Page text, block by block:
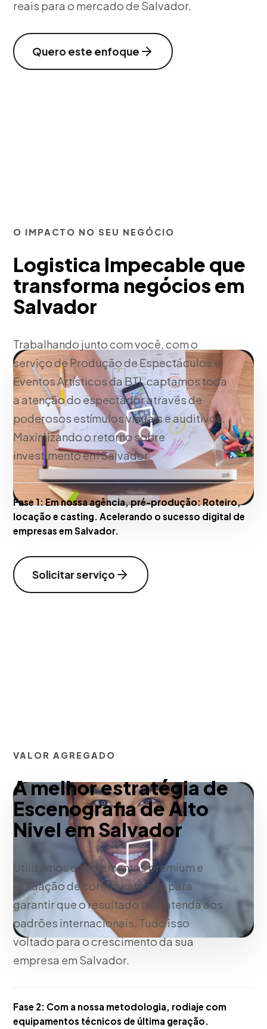
reais para o mercado de Salvador.
Quero este enfoque
O IMPACTO NO SEU NEGÓCIO
Logistica Impecable que
transforma negócios em
Salvador
Trabalhando junto com você, com o
serviço de Produção de Espectáculos e
Eventos Artísticos da BTL captamos toda
a atenção do espectador através de
poderosos estímulos visuais e auditivos.
Maximizando o retorno sobre
investimento em Salvador.
Fase 1:Em nossa agência, pré-produção: Roteiro,
locação e casting. Acelerando o sucesso digital de
empresas em Salvador.
Solicitar serviço
VALOR AGREGADO
A melhor estratégia de
Escenografia de Alto
Nivel em Salvador
Utilizamos equipamentos premium e
gradação de cores avançada para
garantir que o resultado final atenda aos
padrões internacionais. Tudo isso
voltado para o crescimento da sua
empresa em Salvador.
Fase 2: Com a nossa metodologia, rodiaje com
equipamentos técnicos de última geração.